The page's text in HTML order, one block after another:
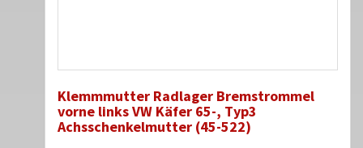
Klemmmutter Radlager Bremstrommel
vorne links VW Käfer 65-, Typ3
Achsschenkelmutter (45-522)